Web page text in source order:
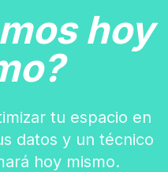
hoy
tu espacio en
datos y un técnico
hoy mismo.